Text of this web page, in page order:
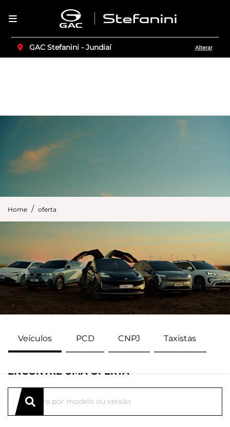
GAC Stefanini - Jundiaí Alterar
Home oferta
Veículos PCD CNPJ Taxistas
ENCONTRE UMA OFERTA